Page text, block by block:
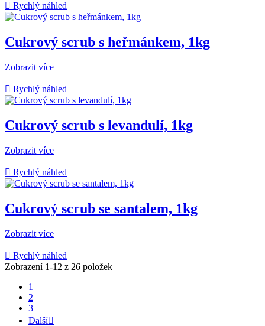
 Rychlý náhled
Cukrový scrub s heřmánkem, 1kg
Zobrazit více
 Rychlý náhled
Cukrový scrub s levandulí, 1kg
Zobrazit více
 Rychlý náhled
Cukrový scrub se santalem, 1kg
Zobrazit více
 Rychlý náhled
Zobrazení 1-12 z 26 položek
1
2
3
Další